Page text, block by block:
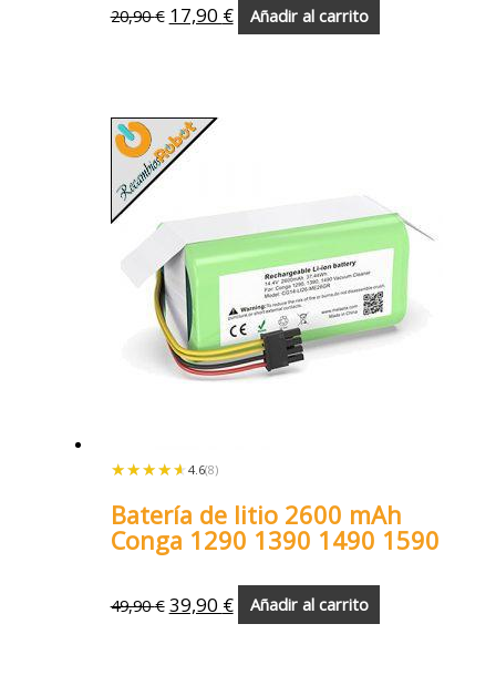
20,90€ 17,90 € Añadir al carrito
★★★★★
★★★★★ 4.6(8)
Batería de litio 2600 mAh
Conga 1290 1390 1490 1590
49,90€ 39,90 € Añadir al carrito